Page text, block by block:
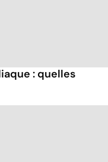
: quelles